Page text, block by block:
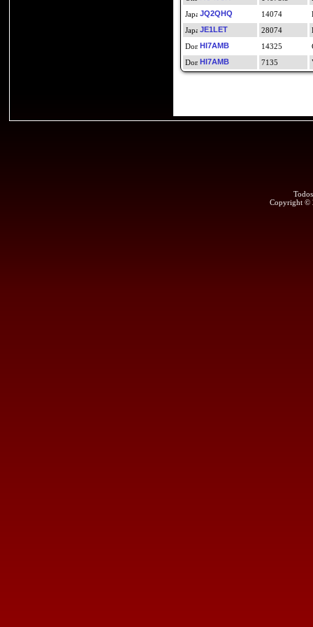
JQ2QHQ
14074
JE1LET
28074
HI7AMB
14325
HI7AMB
7135
Copyright ©